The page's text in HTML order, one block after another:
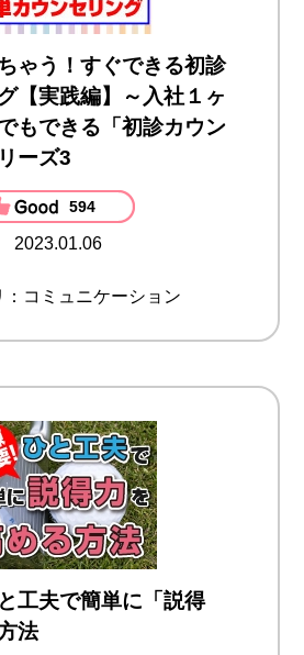
ゃう！すぐできる初診
【実践編】～入社１ヶ
もできる「初診カウン
ーズ3
594
2023.01.06
：コミュニケーション
工夫で簡単に「説得
法